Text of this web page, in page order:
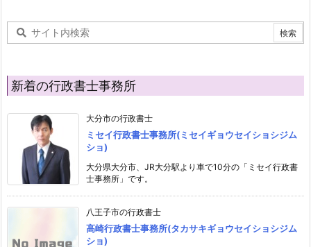
新着の行政書士事務所
大分市の行政書士
ミセイ行政書士事務所(ミセイギョウセイショシジム
ショ)
大分県大分市、JR大分駅より車で10分の「ミセイ行政書
士事務所」です。
八王子市の行政書士
高崎行政書士事務所(タカサキギョウセイショシジム
ショ)